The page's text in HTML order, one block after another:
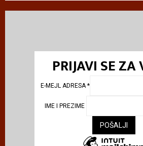
PRIJAVI SE ZA
E-MEJL ADRESA*
IME I PREZIME